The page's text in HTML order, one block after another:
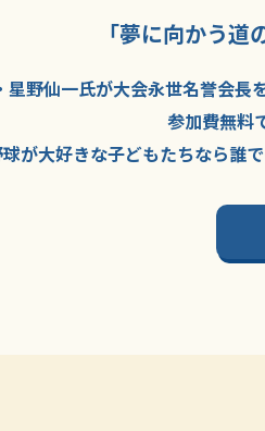
「夢に向かう道
星野仙一氏が大会永世名誉会長
参加費無料
が大好きな子どもたちなら誰